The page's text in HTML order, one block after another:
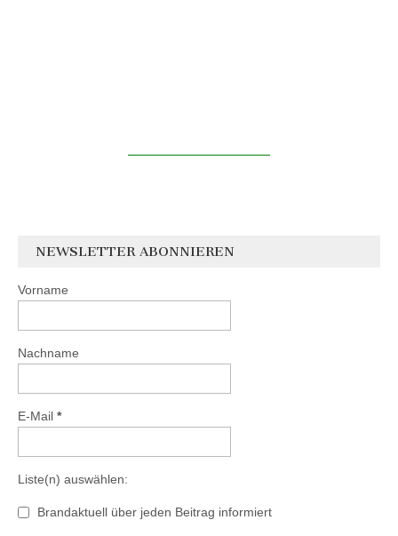
NEWSLETTER ABONNIEREN
Vorname
Nachname
E-Mail *
Liste(n) auswählen:
Brandaktuell über jeden Beitrag informiert